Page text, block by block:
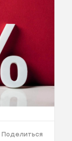
Поделиться